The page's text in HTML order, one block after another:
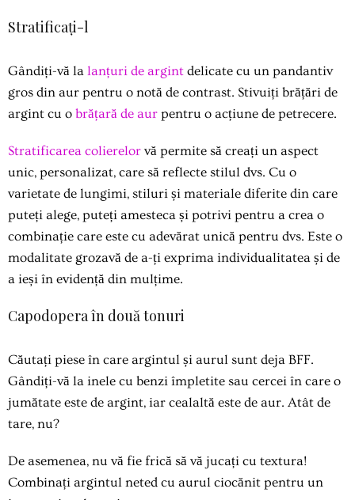
Stratificați-l
Gândiți-vă la lanțuri de argint delicate cu un pandantiv
gros din aur pentru o notă de contrast. Stivuiți brățări de
argint cu o brățară de aur pentru o acțiune de petrecere.
Stratificarea colierelor vă permite să creați un aspect
unic, personalizat, care să reflecte stilul dvs. Cu o
varietate de lungimi, stiluri și materiale diferite din care
puteți alege, puteți amesteca și potrivi pentru a crea o
combinație care este cu adevărat unică pentru dvs. Este o
modalitate grozavă de a-ți exprima individualitatea și de
a ieși în evidență din mulțime.
Capodopera în două tonuri
Căutați piese în care argintul și aurul sunt deja BFF.
Gândiți-vă la inele cu benzi împletite sau cercei în care o
jumătate este de argint, iar cealaltă este de aur. Atât de
tare, nu?
De asemenea, nu vă fie frică să vă jucați cu textura!
Combinați argintul neted cu aurul ciocănit pentru un